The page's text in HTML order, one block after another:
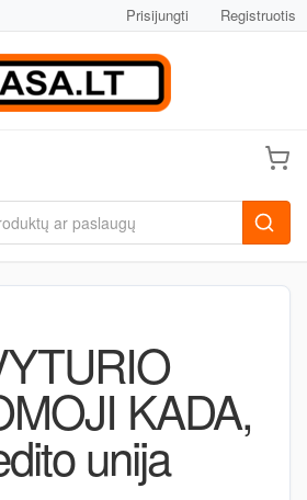
Prisijungti Registruotis
KADA,
unija